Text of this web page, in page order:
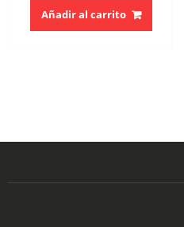
Añadir al carrito